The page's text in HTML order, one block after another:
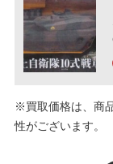
※買取価格は、商
性がございます。